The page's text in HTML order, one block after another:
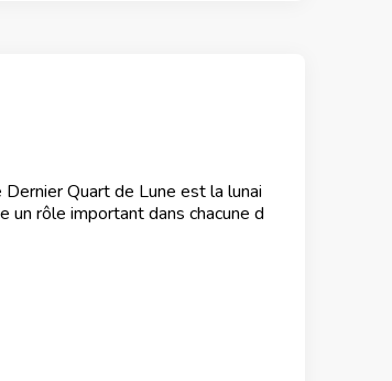
Quart de Lune est la lunai
rôle important dans chacune d